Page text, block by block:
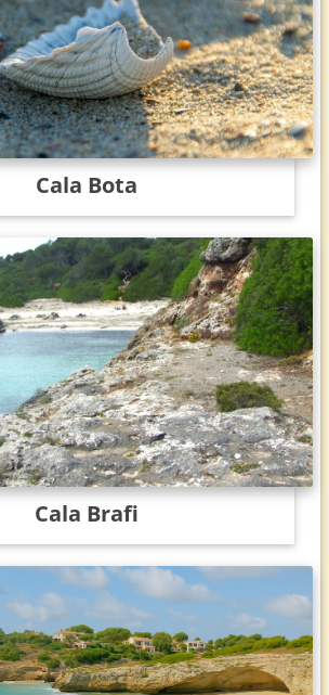
Cala Bota
Cala Brafi